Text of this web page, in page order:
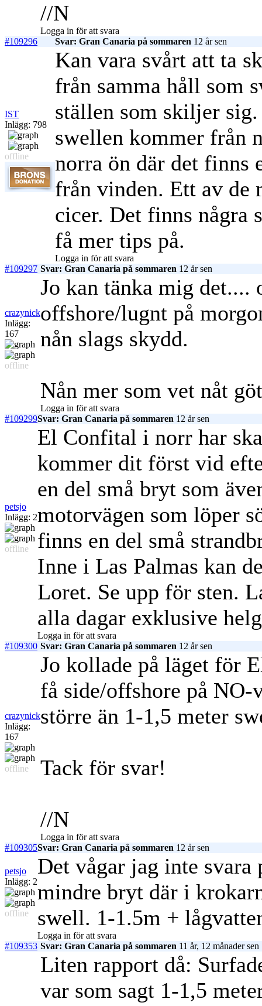
//N
Logga in för att svara
#109296
Svar: Gran Canaria på sommaren 12 år sen
IST
Inlägg: 798
offline
Kan vara svårt att ta
från samma håll som
ställen som skiljer
swellen kommer från
norra ön där det finns
från vinden. Ett av de
cicer. Det finns några
få mer tips på.
Logga in för att svara
#109297 Svar: Gran Canaria på sommaren 12 år sen
crazynick
Inlägg:
167
offline
Jo kan tänka mig det....
offshore/lugnt på
nån slags skydd.
Nån mer som vet nåt
Logga in för att svara
#109299Svar: Gran Canaria på sommaren 12 år sen
petsjo
Inlägg: 2
offline
El Confital i norr har
kommer dit först vid
en del små bryt som
motorvägen som löper
finns en del små
Inne i Las Palmas kan
Loret. Se upp för sten.
alla dagar exklusive
Logga in för att svara
#109300 Svar: Gran Canaria på sommaren 12 år sen
crazynick
Inlägg:
167
offline
Jo kollade på läget för
få side/offshore på NO-
större än 1-1,5 meter
Tack för svar!
//N
Logga in för att svara
#109305Svar: Gran Canaria på sommaren 12 år sen
petsjo
Inlägg: 2
offline
Det vågar jag inte svara
mindre bryt där i
swell. 1-1.5m +
Logga in för att svara
#109353 Svar: Gran Canaria på sommaren 11 år, 12 månader sen
Liten rapport då:
var som sagt 1-1,5